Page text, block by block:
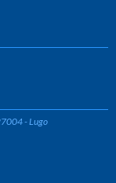
- Lugo